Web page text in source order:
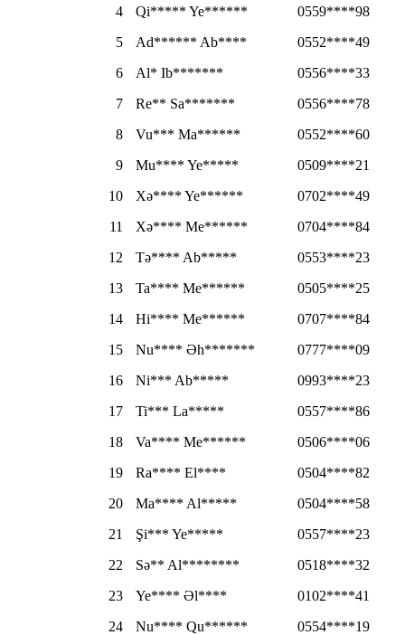
4
Qi***** Ye******
0559****98
5
Ad****** Ab****
0552****49
6
Al* Ib*******
0556****33
7
Re** Sa*******
0556****78
8
Vu*** Ma******
0552****60
9
Mu**** Ye*****
0509****21
10
Xə**** Ye******
0702****49
11
Xə**** Me******
0704****84
12
Tə**** Ab*****
0553****23
13
Ta**** Me******
0505****25
14
Hi**** Me******
0707****84
15
Nu**** Əh*******
0777****09
16
Ni*** Ab*****
0993****23
17
Ti*** La*****
0557****86
18
Va**** Me******
0506****06
19
Ra**** El****
0504****82
20
Ma**** Al*****
0504****58
21
Şi*** Ye*****
0557****23
22
Sə** Al********
0518****32
23
Ye**** Əl****
0102****41
24
Nu**** Qu******
0554****19